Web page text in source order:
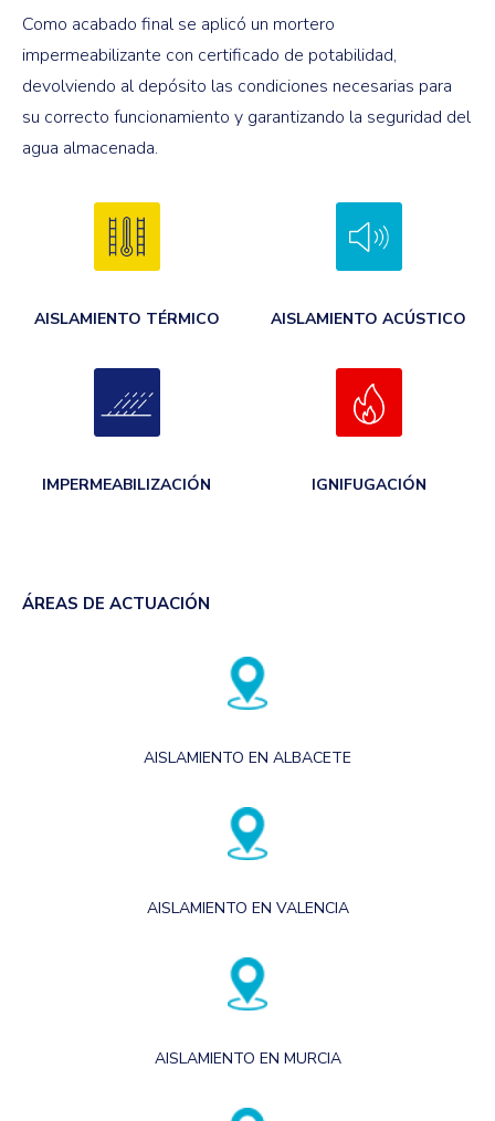
Como acabado final se aplicó un mortero
impermeabilizante con certificado de potabilidad,
devolviendo al depósito las condiciones necesarias para
su correcto funcionamiento y garantizando la seguridad del
agua almacenada.
AISLAMIENTO TÉRMICO AISLAMIENTO ACÚSTICO
IMPERMEABILIZACIÓN IGNIFUGACIÓN
ÁREAS DE ACTUACIÓN
AISLAMIENTO EN ALBACETE
AISLAMIENTO EN VALENCIA
AISLAMIENTO EN MURCIA